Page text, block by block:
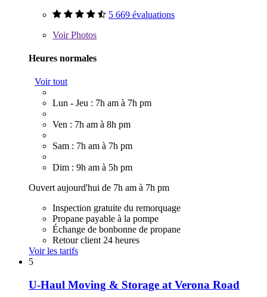
5 669 évaluations
VoirPhotos
Heures normales
Voir tout
Lun - Jeu : 7h am à 7h pm
Ven : 7h am à 8h pm
Sam : 7h am à 7h pm
Dim : 9h am à 5h pm
Ouvert aujourd'hui de 7h am à 7h pm
Inspection gratuite du remorquage
Propane payable à la pompe
Échange de bonbonne de propane
Retour client 24 heures
Voir les tarifs
5
U-Haul Moving & Storage at Verona Road